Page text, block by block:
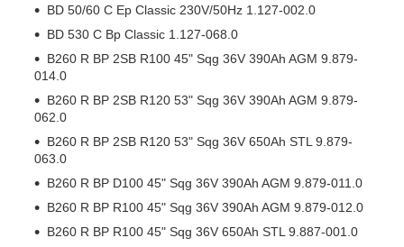
BD 50/60 C Ep Classic 230V/50Hz 1.127-002.0
BD 530 C Bp Classic 1.127-068.0
B260 R BP 2SB R100 45" Sqg 36V 390Ah AGM 9.879-
014.0
B260 R BP 2SB R120 53" Sqg 36V 390Ah AGM 9.879-
062.0
B260 R BP 2SB R120 53" Sqg 36V 650Ah STL 9.879-
063.0
B260 R BP D100 45" Sqg 36V 390Ah AGM 9.879-011.0
B260 R BP R100 45" Sqg 36V 390Ah AGM 9.879-012.0
B260 R BP R100 45" Sqg 36V 650Ah STL 9.887-001.0